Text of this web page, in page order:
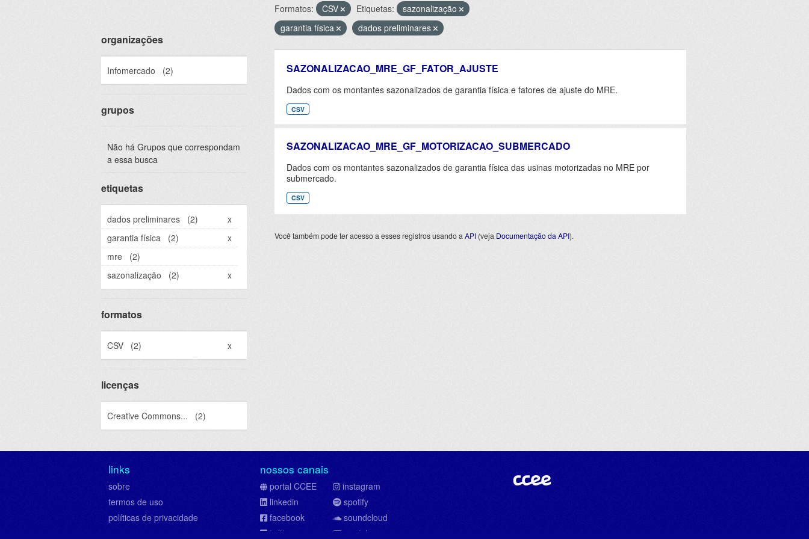
organizações
Infomercado (2)
grupos
Não há Grupos que correspondam
a essa busca
etiquetas
dados preliminares (2)
x
garantia física
(2)
x
mre
(2)
sazonalização
(2) x
formatos
CSV (2) x
licenças
Creative Commons... (2)
Formatos: CSV Etiquetas:
sazonalização
garantia física
dados preliminares
SAZONALIZACAO_MRE_GF_FATOR_AJUSTE
Dados com os montantes sazonalizados de garantia física e fatores de ajuste do MRE.
CSV
SAZONALIZACAO_MRE_GF_MOTORIZACAO_SUBMERCADO
Dados com os montantes sazonalizados de garantia física das usinas motorizadas no MRE por
submercado.
CSV
Você também pode ter acesso a esses registros usando a API (veja Documentação da API).
links
sobre
termos de uso
políticas de privacidade
nossos canais
portal CCEE
linkedin
facebook
twitter
instagram
spotify
soundcloud
youtube